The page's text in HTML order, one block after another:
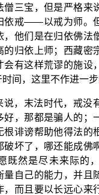
僧三宝，但是严格来
依戒——以戒为师。
，他们是在归依佛法
归依上师；西藏密
会有这样荒谬的施设
间，这里不作进一步
说，末法时代，戒没
好，那都是骗人的；
根诽谤帮助他得法的
破坏了，哪还能成佛
既然是尽未来际的
自己的能力，并且
，而且要以长远心来